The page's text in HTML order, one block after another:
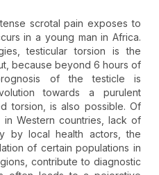
scrotal pain exposes to
in a young man in Africa.
testicular torsion is the
because beyond 6 hours of
of the testicle is
towards a purulent
torsion, is also possible. Of
Western countries, lack of
by local health actors, the
of certain populations in
contribute to diagnostic